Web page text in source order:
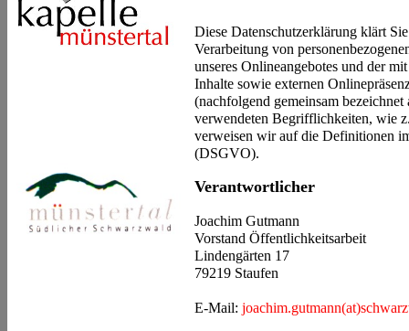
Diese Datenschutzerklärung klärt
Verarbeitung von
unseres Onlineangebotes und der
Inhalte sowie externen
(nachfolgend gemeinsam
verwendeten Begrifflichkeiten, wie
verweisen wir auf die Definitionen
(DSGVO).
Verantwortlicher
Joachim Gutmann
Vorstand Öffentlichkeitsarbeit
Lindengärten 17
79219 Staufen
E-Mail: